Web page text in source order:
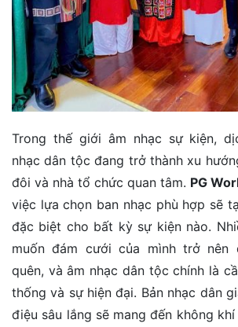
Trong thế giới âm nhạc sự kiện,
nhạc dân tộc đang trở thành xu
đôi và nhà tổ chức quan tâm. PG
việc lựa chọn ban nhạc phù hợp sẽ
đặc biệt cho bất kỳ sự kiện nào.
muốn đám cưới của mình trở nên
quên, và âm nhạc dân tộc chính là
thống và sự hiện đại. Bản nhạc dân
điệu sâu lắng sẽ mang đến không